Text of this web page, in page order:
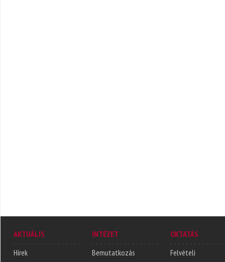
AKTUÁLIS
Hírek
INTÉZET
Bemutatkozás
OKTATÁS
Felvételi